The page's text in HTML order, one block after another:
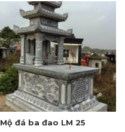
Mộ đá ba đao LM 25